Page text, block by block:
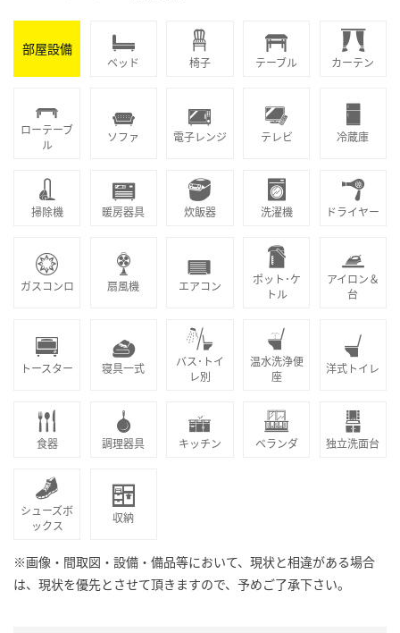
部屋設備
ベッド 椅子 テーブル カーテン
ローテーブ
ル
ソファ 電子レンジ テレビ 冷蔵庫
掃除機 暖房器具 炊飯器 洗濯機 ドライヤー
ガスコンロ 扇風機 エアコン
ポット･ケ
トル
アイロン＆
台
トースター 寝具一式
バス･トイ
レ別
温水洗浄便
座
洋式トイレ
食器 調理器具 キッチン ベランダ 独立洗面台
シューズボ
ックス
収納
※画像・間取図・設備・備品等において、現状と相違がある場合
は、現状を優先とさせて頂きますので、予めご了承下さい。